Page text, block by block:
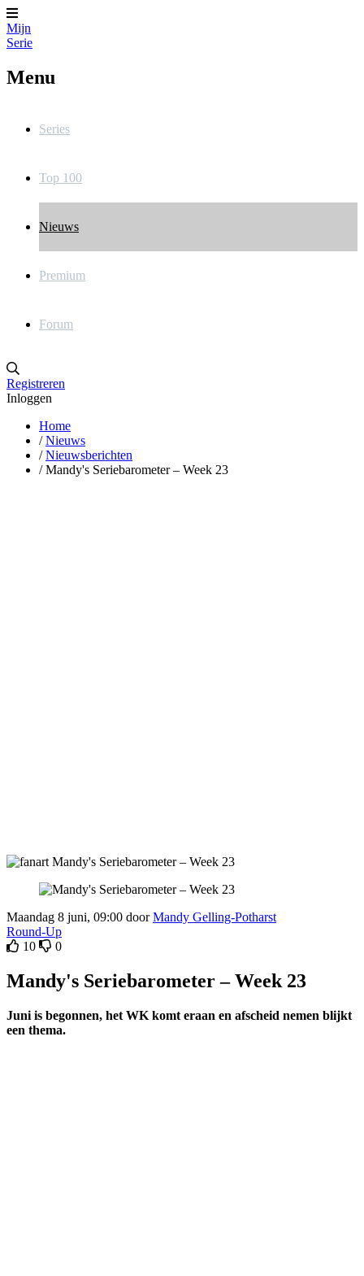
Mijn
Serie
Menu
Series
Top 100
Nieuws
Premium
Forum
Registreren
Inloggen
Home
/ Nieuws
/ Nieuwsberichten
/ Mandy's Seriebarometer – Week 23
Maandag 8 juni, 09:00 doorMandy Gelling-Potharst
Round-Up
10
0
Mandy's Seriebarometer – Week 23
Juni is begonnen, het WK komt eraan en afscheid nemen blijkt
een thema.